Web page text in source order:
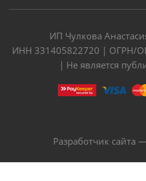
ИП Чулкова
ИНН 331405822720 | ОГРН/
| Не является
Разработчик сайта